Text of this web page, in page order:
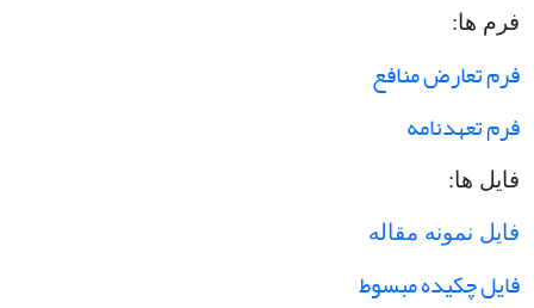
فرم ها:
فرم تعارض منافع
فرم تعهدنامه
فایل ها:
فایل نمونه مقاله
فایل چکیده مبسوط